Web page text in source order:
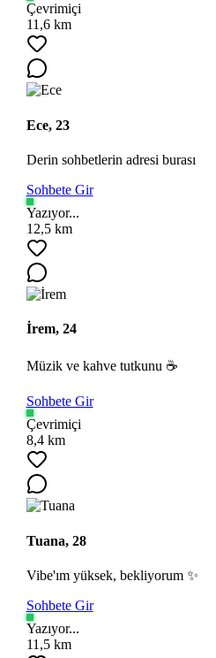
Çevrimiçi
11,6 km
Ece, 23
Derin sohbetlerin adresi burası
Sohbete Gir
Yazıyor...
12,5 km
İrem, 24
Müzik ve kahve tutkunu ☕
Sohbete Gir
Çevrimiçi
8,4 km
Tuana, 28
Vibe'ım yüksek, bekliyorum ✨
Sohbete Gir
Yazıyor...
11,5 km